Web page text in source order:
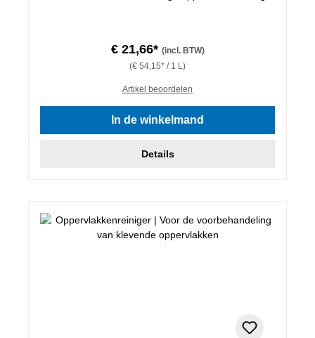
€ 21,66* (incl. BTW)
(€ 54,15* / 1 L)
Artikel beoordelen
In de winkelmand
Details